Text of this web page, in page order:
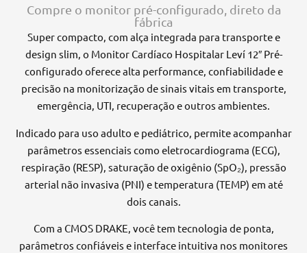
Compre o monitor pré-configurado, direto da
fábrica
Super compacto, com alça integrada para transporte e
design slim, o Monitor Cardíaco Hospitalar Leví 12″ Pré-
configurado oferece alta performance, confiabilidade e
precisão na monitorização de sinais vitais em transporte,
emergência, UTI, recuperação e outros ambientes.
Indicado para uso adulto e pediátrico, permite acompanhar
parâmetros essenciais como eletrocardiograma (ECG),
respiração (RESP), saturação de oxigênio (SpO₂), pressão
arterial não invasiva (PNI) e temperatura (TEMP) em até
dois canais.
Com a CMOS DRAKE, você tem tecnologia de ponta,
parâmetros confiáveis e interface intuitiva nos monitores